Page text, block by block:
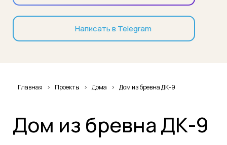
Написать в Telegram
Дом из бревна ДК-9
Главная Проекты Дома Дом из бревна ДК-9